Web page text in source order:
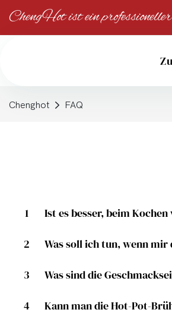
ChengHot ist ein
Chenghot FAQ
1 Ist es besser, beim
2 Was soll ich tun, wenn
3 Was sind die
4 Kann man die Hot-Pot-